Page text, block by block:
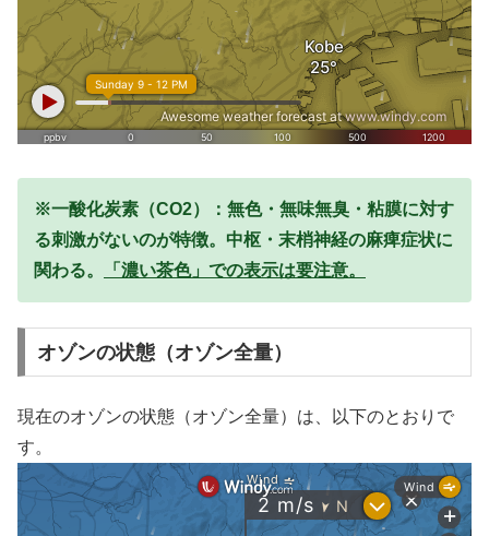
※一酸化炭素（CO2）：無色・無味無臭・粘膜に対す
る刺激がないのが特徴。中枢・末梢神経の麻痺症状に
関わる。
「濃い茶色」での表示は要注意。
オゾンの状態（オゾン全量）
現在のオゾンの状態（オゾン全量）は、以下のとおりで
す。